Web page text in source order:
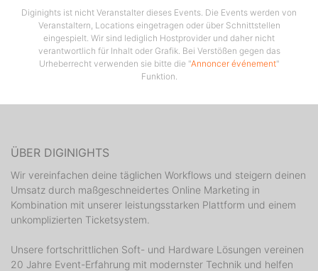
Es wird BUNT!
Es wird GEIL!
Wir werden ESKALIEREN !
----------------------------------------------
nur das Beste auf die Ohren!
Vollgas auf 2 Areas! House, Hip Hop, Party, Charts
uvm!
celebrated by
----------------------------------------------
SCHNAPP DIR DEIN FREITICKET! ♫♫♫
Sei schnell bevor jemand anderes Dir alles weg
Diginights ist nicht Veranstalter dieses Events. Die Events werden von
Veranstaltern, Locations eingetragen oder über Schnittstellen
eingespielt. Wir sind lediglich Hostprovider und daher nicht
verantwortlich für Inhalt oder Grafik. Bei Verstößen gegen das
Urheberrecht verwenden sie bitte die "Annoncer événement"
Funktion.
ÜBER DIGINIGHTS
Wir vereinfachen deine täglichen Workflows und steigern deinen
Umsatz durch maßgeschneidertes Online Marketing in
Kombination mit unserer leistungsstarken Plattform und einem
unkomplizierten Ticketsystem.
Unsere fortschrittlichen Soft- und Hardware Lösungen vereinen
20 Jahre Event-Erfahrung mit modernster Technik und helfen